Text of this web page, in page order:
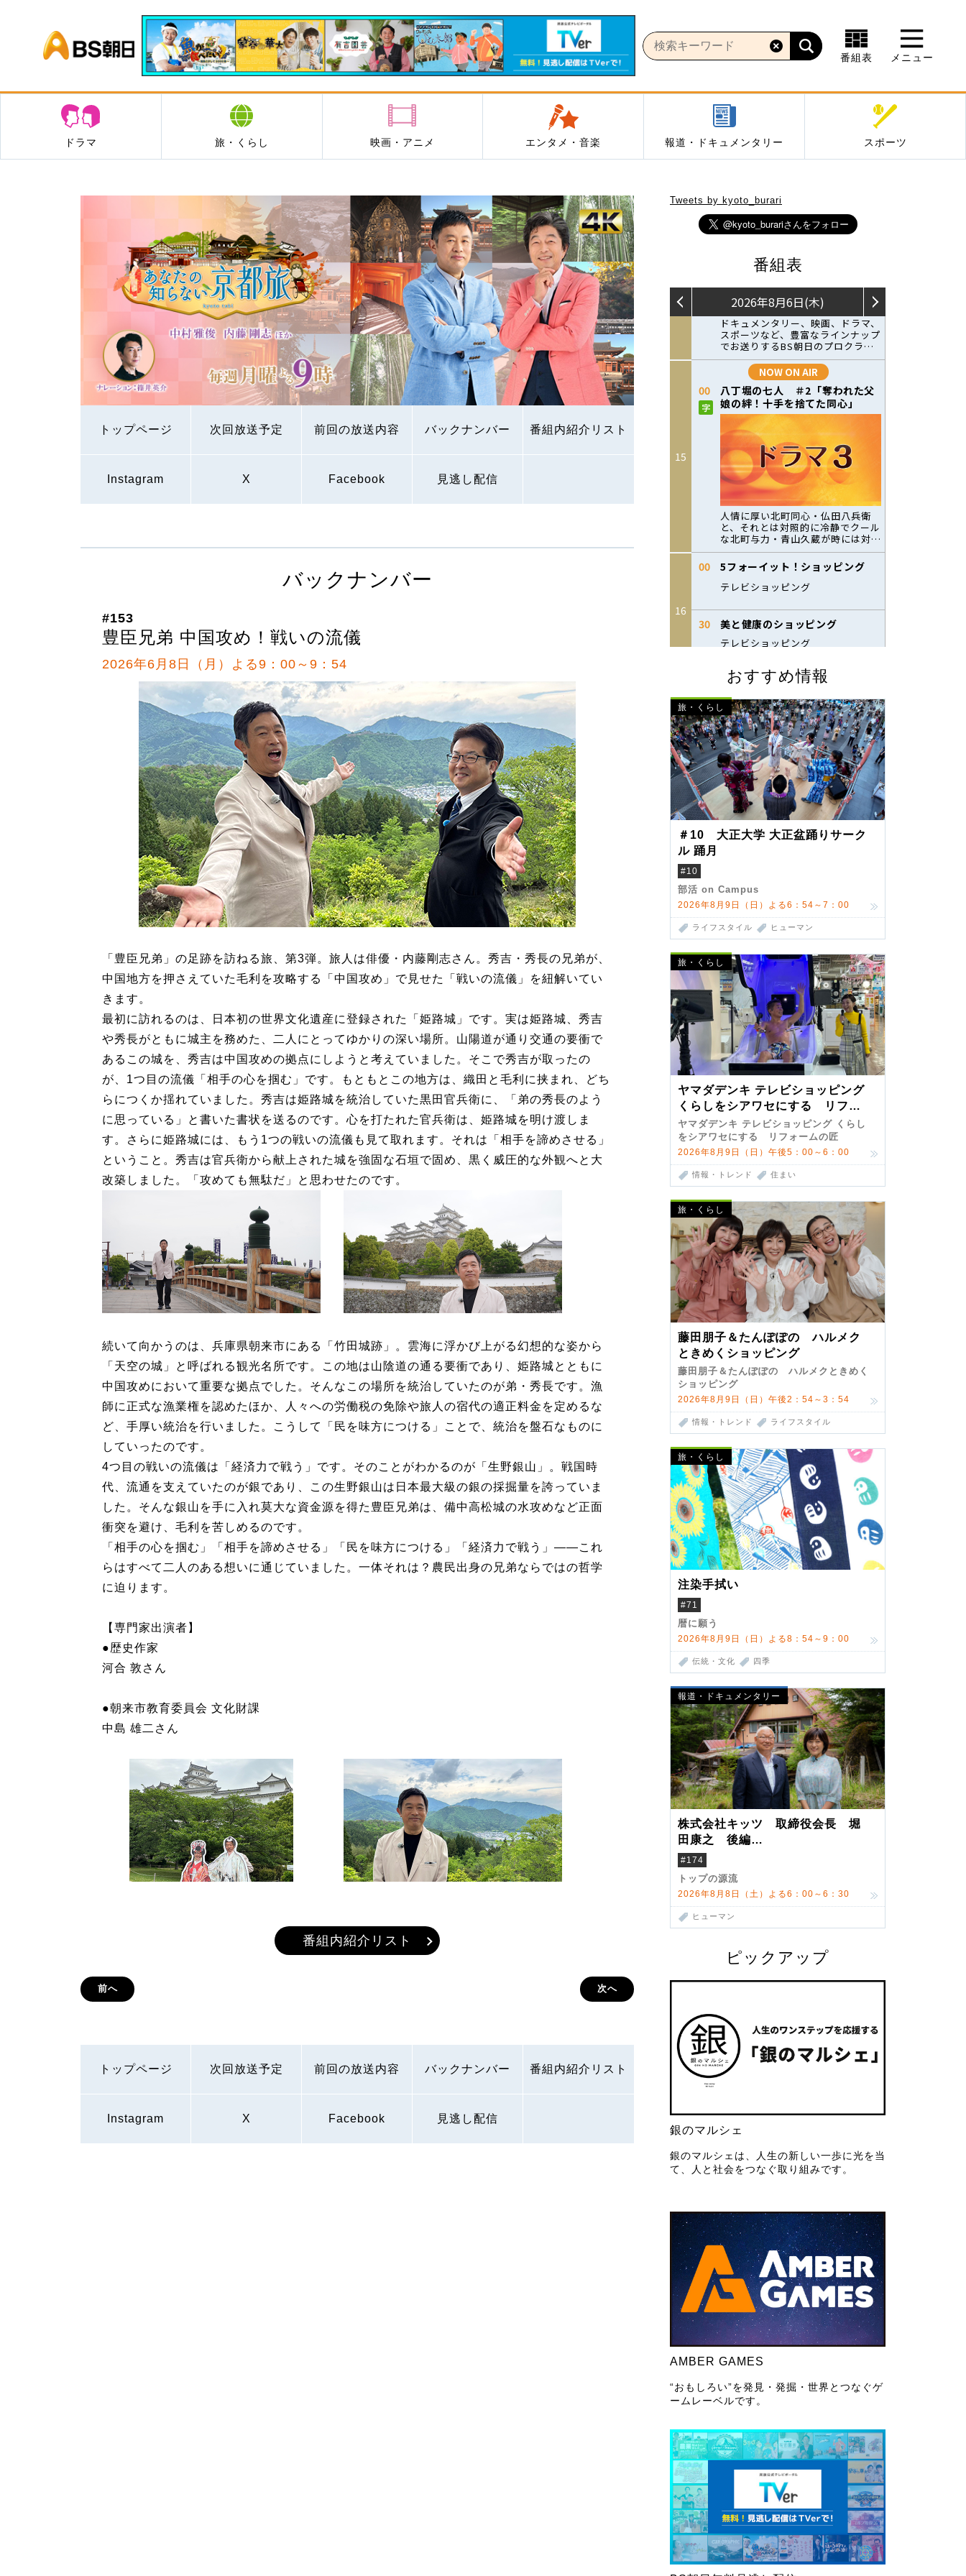
BS朝日
番組表 メニュー
ドラマ 旅・くらし 映画・アニメ エンタメ・音楽 報道・ドキュメンタリー スポーツ
トップページ 次回放送予定 前回の放送内容 バックナンバー 番組内紹介リスト
Instagram X Facebook 見逃し配信
Tweets by kyoto_burari
番組表
おすすめ情報
旅・くらし
＃10 大正大学 大正盆踊りサーク
ル 踊月
#10
部活 on Campus
2026年8月9日（日）よる6：54～7：00
ライフスタイル ヒューマン
旅・くらし
ヤマダデンキ テレビショッピング
くらしをシアワセにする リフォ
ームの匠 第7弾
ヤマダデンキ テレビショッピング くらし
をシアワセにする リフォームの匠
2026年8月9日（日）午後5：00～6：00
情報・トレンド 住まい
旅・くらし
藤田朋子＆たんぽぽの ハルメク
ときめくショッピング
藤田朋子＆たんぽぽの ハルメクときめく
ショッピング
2026年8月9日（日）午後2：54～3：54
情報・トレンド ライフスタイル
旅・くらし
注染手拭い
#71
暦に願う
2026年8月9日（日）よる8：54～9：00
伝統・文化 四季
報道・ドキュメンタリー
株式会社キッツ 取締役会長 堀
田康之 後編
米国駐在でも浮かんだ八ヶ岳 山
小屋を営んだ父母
#174
トップの源流
2026年8月8日（土）よる6：00～6：30
ヒューマン
ピックアップ
銀のマルシェ
銀のマルシェは、人生の新しい一歩に光を当
て、人と社会をつなぐ取り組みです。
AMBER GAMES
“おもしろい”を発見・発掘・世界とつなぐゲ
ームレーベルです。
バックナンバー
#153
豊臣兄弟 中国攻め！戦いの流儀
2026年6月8日（月）よる9：00～9：54
「豊臣兄弟」の足跡を訪ねる旅、第3弾。旅人は俳優・内藤剛志さん。秀吉・秀長の兄弟が、
中国地方を押さえていた毛利を攻略する「中国攻め」で見せた「戦いの流儀」を紐解いてい
きます。
最初に訪れるのは、日本初の世界文化遺産に登録された「姫路城」です。実は姫路城、秀吉
や秀長がともに城主を務めた、二人にとってゆかりの深い場所。山陽道が通り交通の要衝で
あるこの城を、秀吉は中国攻めの拠点にしようと考えていました。そこで秀吉が取ったの
が、1つ目の流儀「相手の心を掴む」です。もともとこの地方は、織田と毛利に挟まれ、どち
らにつくか揺れていました。秀吉は姫路城を統治していた黒田官兵衛に、「弟の秀長のよう
に思っている」と書いた書状を送るのです。心を打たれた官兵衛は、姫路城を明け渡しま
す。さらに姫路城には、もう1つの戦いの流儀も見て取れます。それは「相手を諦めさせる」
ということ。秀吉は官兵衛から献上された城を強固な石垣で固め、黒く威圧的な外観へと大
改築しました。「攻めても無駄だ」と思わせたのです。
続いて向かうのは、兵庫県朝来市にある「竹田城跡」。雲海に浮かび上がる幻想的な姿から
「天空の城」と呼ばれる観光名所です。この地は山陰道の通る要衝であり、姫路城とともに
中国攻めにおいて重要な拠点でした。そんなこの場所を統治していたのが弟・秀長です。漁
師に正式な漁業権を認めたほか、人々への労働税の免除や旅人の宿代の適正料金を定めるな
ど、手厚い統治を行いました。こうして「民を味方につける」ことで、統治を盤石なものに
していったのです。
4つ目の戦いの流儀は「経済力で戦う」です。そのことがわかるのが「生野銀山」。戦国時
代、流通を支えていたのが銀であり、この生野銀山は日本最大級の銀の採掘量を誇っていま
した。そんな銀山を手に入れ莫大な資金源を得た豊臣兄弟は、備中高松城の水攻めなど正面
衝突を避け、毛利を苦しめるのです。
「相手の心を掴む」「相手を諦めさせる」「民を味方につける」「経済力で戦う」――これ
らはすべて二人のある想いに通じていました。一体それは？農民出身の兄弟ならではの哲学
に迫ります。
【専門家出演者】
●歴史作家
河合 敦さん
●朝来市教育委員会 文化財課
中島 雄二さん
番組内紹介リスト
前へ 次へ
トップページ 次回放送予定 前回の放送内容 バックナンバー 番組内紹介リスト
Instagram X Facebook 見逃し配信